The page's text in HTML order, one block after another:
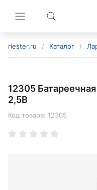
riester.ru / Каталог /
12305
2,5В
Код товара: 12305
политикой